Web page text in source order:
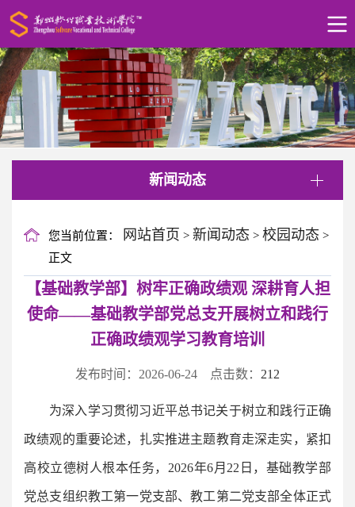
新闻动态
您当前位置： 网站首页 > 新闻动态 > 校园动态 >
正文
【基础教学部】树牢正确政绩观 深耕育人担
使命——基础教学部党总支开展树立和践行
正确政绩观学习教育培训
发布时间：2026-06-24 点击数： 212
为深入学习贯彻习近平总书记关于树立和践行正确
政绩观的重要论述，扎实推进主题教育走深走实，紧扣
高校立德树人根本任务，2026年6月22日，基础教学部
党总支组织教工第一党支部、教工第二党支部全体正式